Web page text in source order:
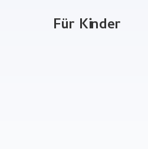
Für Kinder